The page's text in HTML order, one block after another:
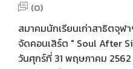
(0)
สมาคมนักเรียนเก่าสาธิตจุฬ
จัดคอนเสิร์ต " Soul After
วันศุกร์ที่ 31 พฤษภาคม